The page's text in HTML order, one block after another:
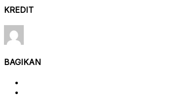
KREDIT
BAGIKAN